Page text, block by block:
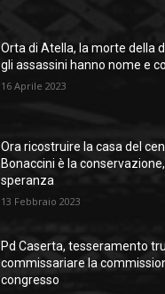
Orta di Atella, la morte della
gli assassini hanno nome e
16 Aprile 2023
Ora ricostruire la casa del
Bonaccini è la
speranza
13 Febbraio 2023
Pd Caserta, tesseramento
commissariare la
congresso